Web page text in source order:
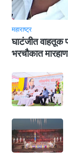
महाराष्ट्र
घाटंजीत वाहतूक
भरचौकात मारहाण